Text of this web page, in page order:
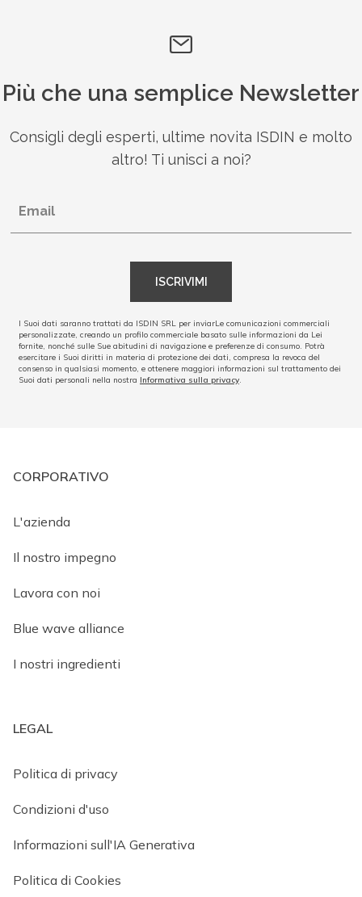
Più che una semplice Newsletter
Consigli degli esperti, ultime novita ISDIN e molto
altro! Ti unisci a noi?
Email
ISCRIVIMI
I Suoi dati saranno trattati da ISDIN SRL per inviarLe comunicazioni commerciali
personalizzate, creando un profilo commerciale basato sulle informazioni da Lei
fornite, nonché sulle Sue abitudini di navigazione e preferenze di consumo. Potrà
esercitare i Suoi diritti in materia di protezione dei dati, compresa la revoca del
consenso in qualsiasi momento, e ottenere maggiori informazioni sul trattamento dei
Suoi dati personali nella nostra Informativa sulla privacy.
CORPORATIVO
L'azienda
Il nostro impegno
Lavora con noi
Blue wave alliance
I nostri ingredienti
LEGAL
Politica di privacy
Condizioni d'uso
Informazioni sull'IA Generativa
Politica di Cookies